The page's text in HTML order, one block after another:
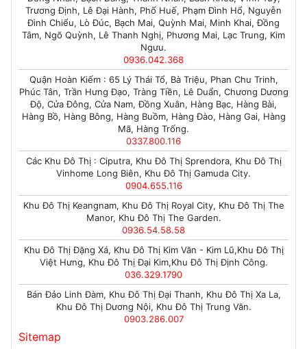
Trương Định, Lê Đại Hành, Phố Huế, Phạm Đình Hổ, Nguyễn
Đình Chiểu, Lò Đúc, Bạch Mai, Quỳnh Mai, Minh Khai, Đồng
Tâm, Ngõ Quỳnh, Lê Thanh Nghị, Phương Mai, Lạc Trung, Kim
Ngưu.
0936.042.368
Quận Hoàn Kiếm : 65 Lý Thái Tổ, Bà Triệu, Phan Chu Trinh,
Phúc Tân, Trần Hưng Đạo, Tràng Tiền, Lê Duẩn, Chương Dương
Độ, Cửa Đông, Cửa Nam, Đồng Xuân, Hàng Bạc, Hàng Bài,
Hàng Bồ, Hàng Bông, Hàng Buồm, Hàng Đào, Hàng Gai, Hàng
Mã, Hàng Trống.
0337.800.116
Các Khu Đô Thị : Ciputra, Khu Đô Thị Sprendora, Khu Đô Thị
Vinhome Long Biên, Khu Đô Thị Gamuda City.
0904.655.116
Khu Đô Thị Keangnam, Khu Đô Thị Royal City, Khu Đô Thị The
Manor, Khu Đô Thị The Garden.
0936.54.58.58
Khu Đô Thị Đặng Xá, Khu Đô Thị Kim Văn - Kim Lũ,Khu Đô Thị
Việt Hưng, Khu Đô Thị Đại Kim,Khu Đô Thị Định Công.
036.329.1790
Bán Đảo Linh Đàm, Khu Đô Thị Đại Thanh, Khu Đô Thị Xa La,
Khu Đô Thị Dương Nội, Khu Đô Thị Trung Văn.
0903.286.007
Sitemap